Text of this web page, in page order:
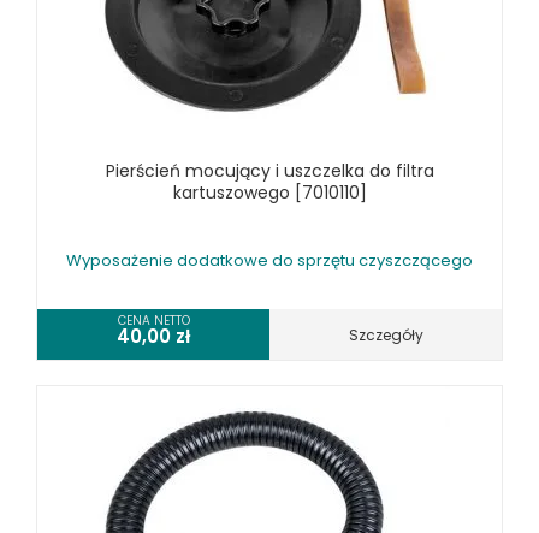
Pierścień mocujący i uszczelka do filtra
kartuszowego [7010110]
Wyposażenie dodatkowe do sprzętu czyszczącego
CENA NETTO
40,00 zł Szczegóły